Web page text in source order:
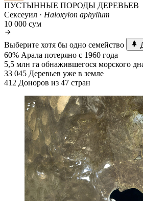
ПУСТЫННЫЕ ПОРОДЫ ДЕРЕВЬЕВ
Сексеуил · Haloxylon aphyllum
10 000 сум
Выберите хотя бы одно семейство
60% Арала потеряно с 1960 года
5,5 млн га обнажившегося морского
33 045 Деревьев уже в земле
412 Доноров из 47 стран